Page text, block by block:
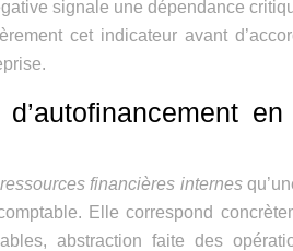
signale une dépendance
cet indicateur avant
en
ressources financières internes
Elle correspond
abstraction faite des